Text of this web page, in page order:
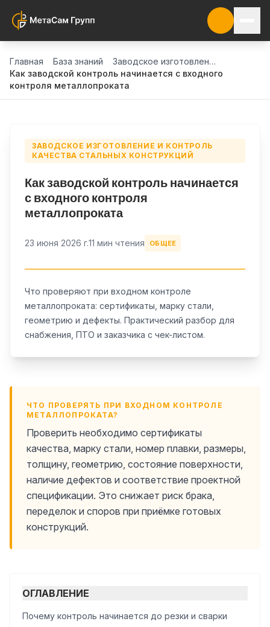
Главная База знаний
Заводское изготовление и контроль качества стальных конструкций
Как заводской контроль начинается с входного
контроля металлопроката
ЗАВОДСКОЕ ИЗГОТОВЛЕНИЕ И КОНТРОЛЬ
КАЧЕСТВА СТАЛЬНЫХ КОНСТРУКЦИЙ
Как заводской контроль начинается
с входного контроля
металлопроката
23 июня 2026 г.11 мин чтения ОБЩЕЕ
Что проверяют при входном контроле
металлопроката: сертификаты, марку стали,
геометрию и дефекты. Практический разбор для
снабжения, ПТО и заказчика с чек-листом.
ЧТО ПРОВЕРЯТЬ ПРИ ВХОДНОМ КОНТРОЛЕ
МЕТАЛЛОПРОКАТА?
Проверить необходимо сертификаты
качества, марку стали, номер плавки, размеры,
толщину, геометрию, состояние поверхности,
наличие дефектов и соответствие проектной
спецификации. Это снижает риск брака,
переделок и споров при приёмке готовых
конструкций.
ОГЛАВЛЕНИЕ
Почему контроль начинается до резки и сварки